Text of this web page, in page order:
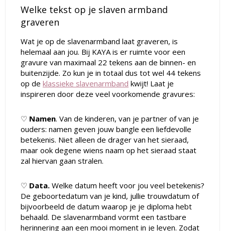
Welke tekst op je slaven armband
graveren
Wat je op de slavenarmband laat graveren, is
helemaal aan jou. Bij KAYA is er ruimte voor een
gravure van maximaal 22 tekens aan de binnen- en
buitenzijde. Zo kun je in totaal dus tot wel 44 tekens
op de klassieke slavenarmband kwijt! Laat je
inspireren door deze veel voorkomende gravures:
♡ Namen. Van de kinderen, van je partner of van je
ouders: namen geven jouw bangle een liefdevolle
betekenis. Niet alleen de drager van het sieraad,
maar ook degene wiens naam op het sieraad staat
zal hiervan gaan stralen.
♡ Data. Welke datum heeft voor jou veel betekenis?
De geboortedatum van je kind, jullie trouwdatum of
bijvoorbeeld de datum waarop je je diploma hebt
behaald. De slavenarmband vormt een tastbare
herinnering aan een mooi moment in je leven. Zodat